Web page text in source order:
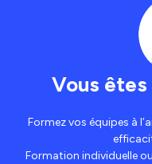
Vous
Formez vos équipes à
Formation individuelle